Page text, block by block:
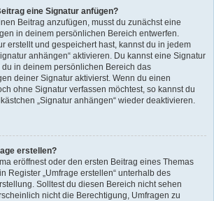
eine Signatur anfügen?
Beitrag anzufügen, musst du zunächst eine
in deinem persönlichen Bereich entwerfen.
erstellt und gespeichert hast, kannst du in jedem
anhängen“ aktivieren. Du kannst eine Signatur
in deinem persönlichen Bereich das
deiner Signatur aktivierst. Wenn du einen
ohne Signatur verfassen möchtest, so kannst du
„Signatur anhängen“ wieder deaktivieren.
erstellen?
eröffnest oder den ersten Beitrag eines Themas
Register „Umfrage erstellen“ unterhalb des
Solltest du diesen Bereich nicht sehen
nicht die Berechtigung, Umfragen zu